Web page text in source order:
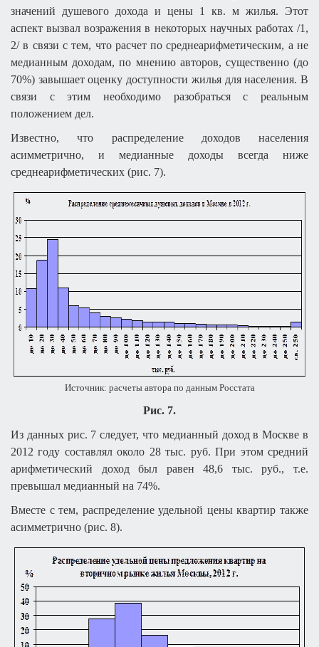
значений душевого дохода и цены 1 кв. м жилья. Этот
аспект вызвал возражения в некоторых научных работах /1,
2/ в связи с тем, что расчет по среднеарифметическим, а не
медианным доходам, по мнению авторов, существенно (до
70%) завышает оценку доступности жилья для населения. В
связи с этим необходимо разобраться с реальным
положением дел.
Известно, что распределение доходов населения
асимметрично, и медианные доходы всегда ниже
среднеарифметических (рис. 7).
Источник: расчеты автора по данным Росстата
Рис. 7.
Из данных рис. 7 следует, что медианный доход в Москве в
2012 году составлял около 28 тыс. руб. При этом средний
арифметический доход был равен 48,6 тыс. руб., т.е.
превышал медианный на 74%.
Вместе с тем, распределение удельной цены квартир также
асимметрично (рис. 8).